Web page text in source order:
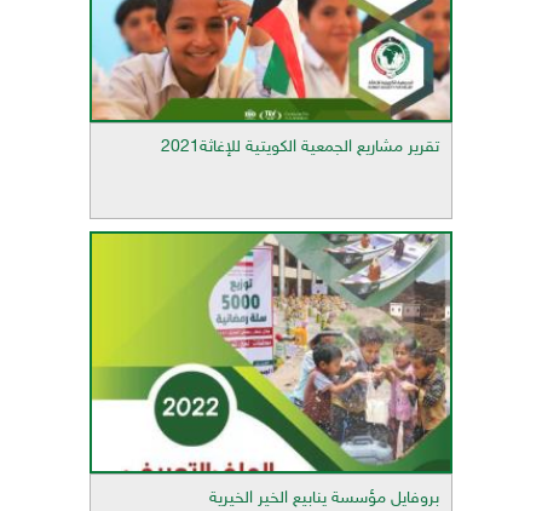
تقرير مشاريع الجمعية الكويتية للإغاثة2021
بروفايل مؤسسة ينابيع الخير الخيرية